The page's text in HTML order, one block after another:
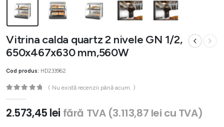
Vitrina calda quartz 2 nivele GN 1/2,
650x467x630 mm,560W
Cod produs: HD233962
( Nu există recenzii până acum. )
2.573,45 lei fără TVA (3.113,87 lei cu TVA)